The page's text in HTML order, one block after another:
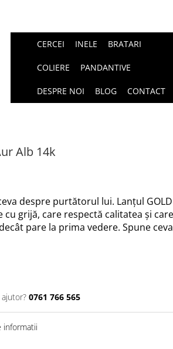
CERCEI INELE BRATARI
COLIERE PANDANTIVE
DESPRE NOI BLOG CONTACT
Alb 14k
despre purtătorul lui. Lanțul GOLD
cu grijă, care respectă calitatea și
pare la prima vedere. Spune
0761 766 565
informatii